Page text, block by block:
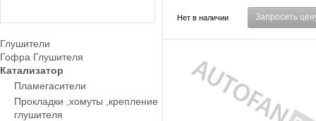
Глушители
Гофра Глушителя
Катализатор
Пламегасители
Прокладки ,хомуты ,крепление
глушителя
Нет в наличии Запросить